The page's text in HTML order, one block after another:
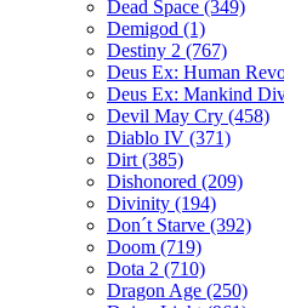
Dead Space (349)
Demigod (1)
Destiny 2 (767)
Deus Ex: Human
Deus Ex: Mankind
Devil May Cry (458)
Diablo IV (371)
Dirt (385)
Dishonored (209)
Divinity (194)
Don´t Starve (392)
Doom (719)
Dota 2 (710)
Dragon Age (250)